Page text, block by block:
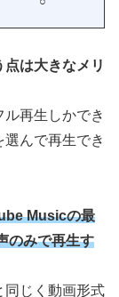
は大きなメリ
再生しかでき
んで再生でき
Musicの最
のみで再生す
同じく動画形式